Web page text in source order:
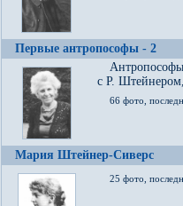
Первые антропософы - 2
с Р.
66 фото,
Мария Штейнер-Сиверс
25 фото,